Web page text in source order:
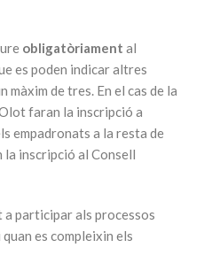
obligatòriament al
es poden indicar altres
màxim de tres. En el cas de la
faran la inscripció a
empadronats a la resta de
la inscripció al Consell
a participar als processos
quan es compleixin els